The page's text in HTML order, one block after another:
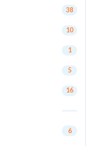
38
10
1
5
16
6